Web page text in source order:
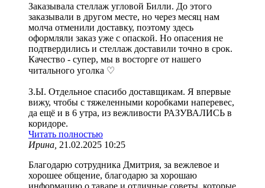
Заказывала стеллаж угловой Билли. До этого
заказывали в другом месте, но через месяц нам
молча отменили доставку, поэтому здесь
оформляли заказ уже с опаской. Но опасения не
подтвердились и стеллаж доставили точно в срок.
Качество - супер, мы в восторге от нашего
читального уголка ♡
З.Ы. Отдельное спасибо доставщикам. Я впервые
вижу, чтобы с тяжеленными коробками наперевес,
да ещё и в 6 утра, из вежливости РАЗУВАЛИСЬ в
коридоре.
Читать полностью
Ирина, 21.02.2025 10:25
Благодарю сотрудника Дмитрия, за вежлевое и
хорошее общение, благодарю за хорошаю
информацию о таваре и отличные советы, которые